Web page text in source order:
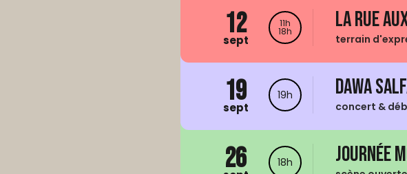
12
sept
11h
18h La Rue
terrain
19
sept
19h Dawa
concert &
26 18h Journée